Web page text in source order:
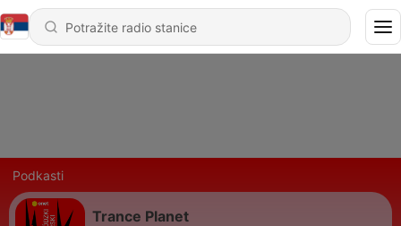
Podkasti
Trance Planet